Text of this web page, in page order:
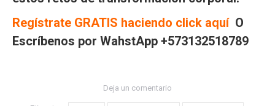
Regístrate GRATIS haciendo click aquí O
Escríbenos por WahstApp +573132518789
Deja un comentario